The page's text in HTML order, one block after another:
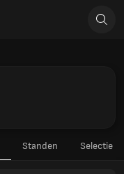
Standen Selectie